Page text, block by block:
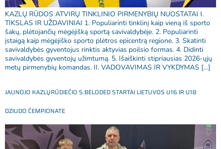
KAZLŲ RŪDOS ATVIRŲ TINKLINIO PIRMENYBIŲ NUOSTATAI I.
TIKSLAS IR UŽDAVINIAI 1. Populiarinti tinklinį kaip vieną iš sporto
šakų, plėtojančių mėgėjišką sportą savivaldybėje. 2. Populiarinti
įstaigą kaip mėgėjiško sporto plėtros epicentrą regione. 3. Skatinti
savivaldybės gyventojus rinktis aktyvias poilsio formas. 4. Didinti
savivaldybės gyventojų užimtumą. 5. Išaiškinti stipriausias 2026-ųjų
metų pirmenybių komandas. II. VADOVAVIMAS IR VYKDYMAS […]
JAUNOJO KAZLŲRŪDIEČIO S.BELODED STARTAI LIETUVOS U16 IR U18
DZIUDO ČEMPIONATE